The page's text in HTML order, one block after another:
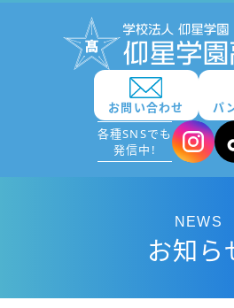
お問い合わせ
パ
各種SNSでも
発信中!
NEWS
お知ら